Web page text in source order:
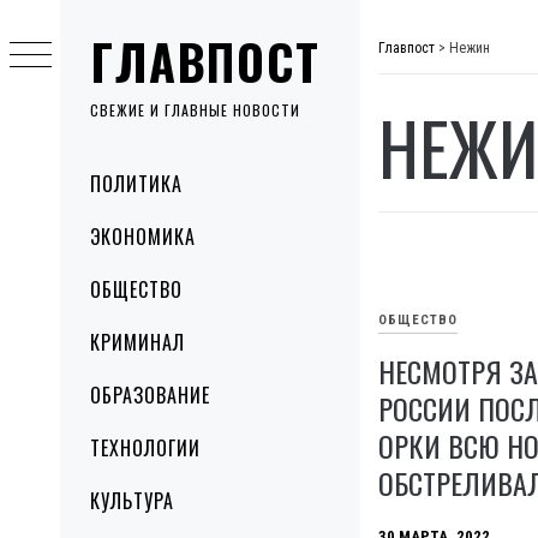
ГЛАВПОСТ
СВЕЖИЕ И ГЛАВНЫЕ НОВОСТИ
MenuПОЛИТИКА
ЭКОНОМИКА
ОБЩЕСТВО
КРИМИНАЛ
ОБРАЗОВАНИЕ
ТЕХНОЛОГИИ
КУЛЬТУРА
to
content
Главпост > Нежин
ОБЩЕСТВО
НЕСМОТРЯ
РОССИИ
ОРКИ ВСЮ